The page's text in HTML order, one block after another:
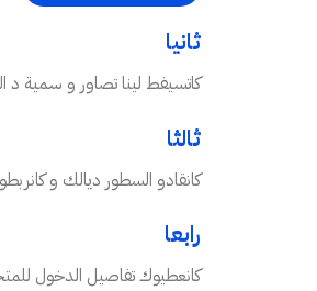
ثانيا
كاتسيفط لينا تصاور و سمية د
ثالثا
كانقادو السطور ديالك و
رابعا
كانعطيوك تفاصيل الدخول